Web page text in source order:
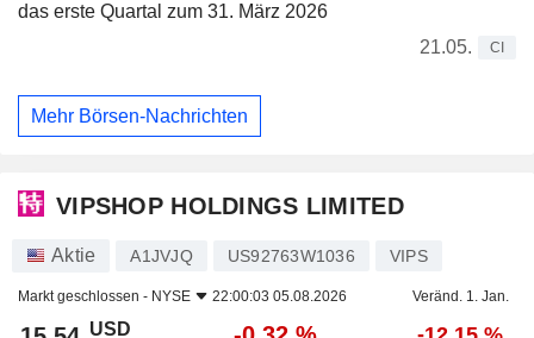
das erste Quartal zum 31. März 2026
21.05.
CI
Mehr Börsen-Nachrichten
VIPSHOP HOLDINGS LIMITED
Aktie A1JVJQ US92763W1036 VIPS
Markt geschlossen - NYSE 22:00:03 05.08.2026 Veränd. 1. Jan.
USD